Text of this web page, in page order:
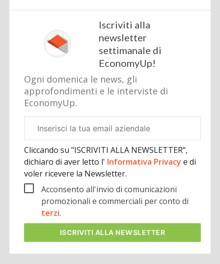
Iscriviti alla
newsletter
settimanale di
EconomyUp!
Ogni domenica le news, gli
approfondimenti e le interviste di
EconomyUp.
aziendale
Cliccando su "ISCRIVITI ALLA NEWSLETTER",
dichiaro di aver letto l' Informativa Privacye di
voler ricevere la Newsletter.
Acconsento all'invio di comunicazioni
promozionali e commerciali per conto di
terzi.
ISCRIVITI ALLA NEWSLETTER